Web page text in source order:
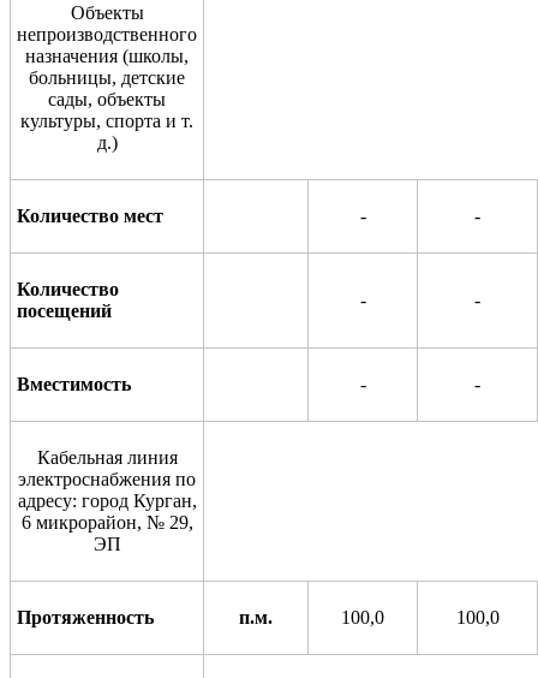
Объекты
непроизводственного
назначения (школы,
больницы, детские
сады, объекты
культуры, спорта и т.
д.)
Количество мест - -
Количество
посещений
- -
Вместимость - -
Кабельная линия
электроснабжения по
адресу: город Курган,
6 микрорайон, № 29,
ЭП
Протяженность п.м. 100,0 100,0